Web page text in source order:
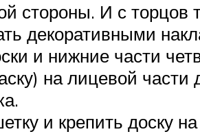
стороны. И с
декоративными
и нижние части
на лицевой
и крепить доску на